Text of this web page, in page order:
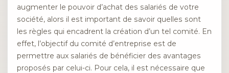
augmenter le pouvoir d’achat des salariés de votre
société, alors il est important de savoir quelles sont
les règles qui encadrent la création d’un tel comité. En
effet, l’objectif du comité d’entreprise est de
permettre aux salariés de bénéficier des avantages
proposés par celui-ci. Pour cela, il est nécessaire que